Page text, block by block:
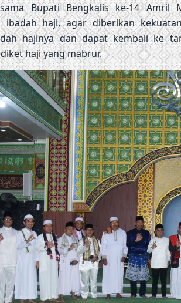
Bupati Bengkalis ke-14
ibadah haji, agar diberikan
hajinya dan dapat kembali ke
haji yang mabrur.